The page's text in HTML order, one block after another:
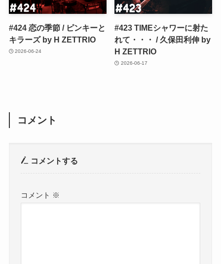
#424 恋の季節 / ピンキーと
キラーズ by H ZETTRIO
2026-06-24
#423 TIMEシャワーに射た
れて・・・ / 久保田利伸 by
H ZETTRIO
2026-06-17
コメント
コメントする
コメント ※